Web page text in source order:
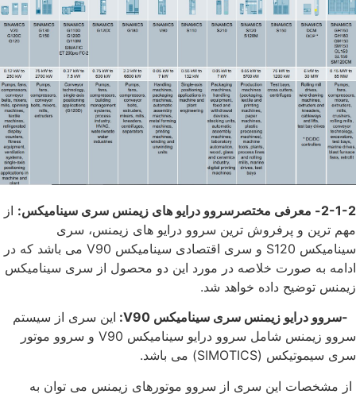
2-1-2- معرفی مختصرسروو درایو های زیمنس سری سینامیکس:
از
مهم ترین و پرفروش ترین سروو درایو های زیمنس، سری
سینامیکس S120 و سری اقتصادی سینامیکس V90 می باشد که در
ادامه به صورت خلاصه در مورد این دو محصول از سری سینامیکس
زیمنس توضیح داده خواهد شد.
-سروو درایو زیمنس سری سینامیکس V90
: این سری از سیستم
سروو زیمنس شامل سروو درایو سینامیکس V90 و سروو موتور
سری سیموتیکس (SIMOTICS) می باشد.
از مشخصات این سری از سروو موتورهای زیمنس می توان به